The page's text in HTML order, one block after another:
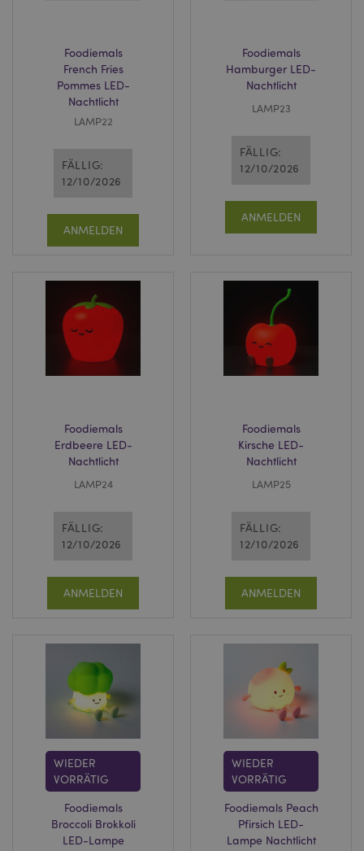
Foodiemals
French Fries
Pommes LED-
Nachtlicht
LAMP22
FÄLLIG:
12/10/2026
ANMELDEN
Foodiemals
Hamburger LED-
Nachtlicht
LAMP23
FÄLLIG:
12/10/2026
ANMELDEN
Foodiemals
Erdbeere LED-
Nachtlicht
LAMP24
FÄLLIG:
12/10/2026
ANMELDEN
Foodiemals
Kirsche LED-
Nachtlicht
LAMP25
FÄLLIG:
12/10/2026
ANMELDEN
WIEDER
VORRÄTIG
Foodiemals
Broccoli Brokkoli
LED-Lampe
WIEDER
VORRÄTIG
Foodiemals Peach
Pfirsich LED-
Lampe Nachtlicht